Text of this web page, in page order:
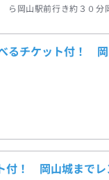
ら岡山駅前行き約３０
べるチケット付！
付！ 岡山城まで